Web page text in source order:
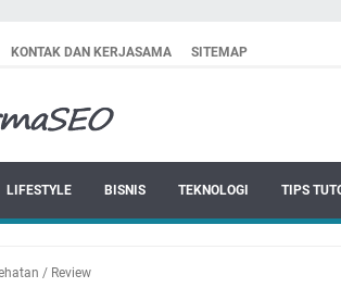
KONTAK DAN KERJASAMA SITEMAP
LIFESTYLE BISNIS TEKNOLOGI TIPS
/ Review